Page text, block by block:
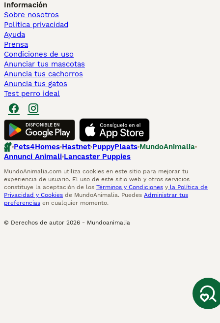
Información
Sobre nosotros
Politica privacidad
Ayuda
Prensa
Condiciones de uso
Anunciar tus mascotas
Anuncia tus cachorros
Anuncia tus gatos
Test perro ideal
Pets4Homes Hastnet PuppyPlaats MundoAnimalia
Annunci Animali Lancaster Puppies
MundoAnimalia.com utiliza cookies en este sitio para mejorar tu
experiencia de usuario. El uso de este sitio web y otros servicios
constituye la aceptación de los Términos y Condiciones y la Política de
Privacidad y Cookies de MundoAnimalia. Puedes Administrar tus
preferencias en cualquier momento.
© Derechos de autor 2026 - Mundoanimalia